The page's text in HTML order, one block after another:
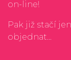
on-line!
Pak již stačí
objednat...